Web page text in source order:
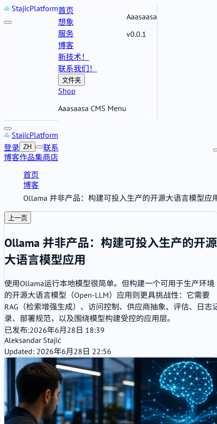
StajicPlatform首页
想象
服务
博客
新技术！
联系我们！
文件夹
Shop
Aaasaasa CMS Menu
Aaasaasa
v0.0.1
StajicPlatform
博客作品集商店
登录 ZH 联系
首页
博客
Ollama 并非产品：构建可投入生产的开源大语言模型应
上一页
Ollama 并非产品：构建可投入生产的开源
大语言模型应用
使用Ollama运行本地模型很简单。但构建一个可用于生产环境
的开源大语言模型（Open-LLM）应用则更具挑战性：它需要
RAG（检索增强生成）、访问控制、供应商抽象、评估、日志
录、部署规范，以及围绕模型构建受控的应用层。
已发布:2026年6月28日 18:39
Aleksandar Stajić
Updated: 2026年6月28日 22:56